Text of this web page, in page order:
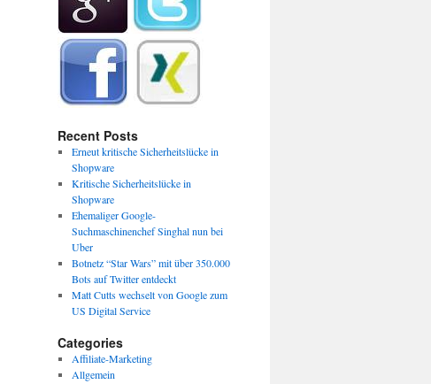
Recent Posts
Erneut kritische Sicherheitslücke in
Shopware
Kritische Sicherheitslücke in
Shopware
Ehemaliger Google-
Suchmaschinenchef Singhal nun bei
Uber
Botnetz “Star Wars” mit über 350.000
Bots auf Twitter entdeckt
Matt Cutts wechselt von Google zum
US Digital Service
Categories
Affiliate-Marketing
Allgemein